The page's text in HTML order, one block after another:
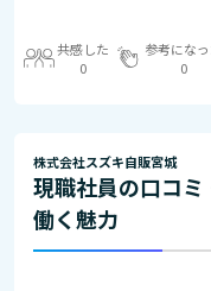
共感した
0
参考にな
0
株式会社スズキ自販宮城
現職社員の口コミ
働く魅力